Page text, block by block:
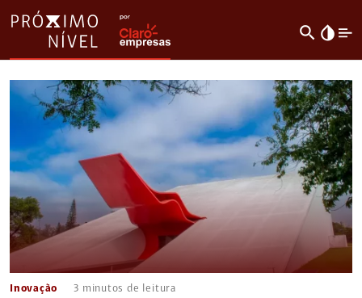
search invert_colors
Inovação 3 minutos de leitura